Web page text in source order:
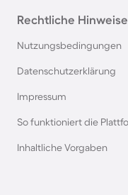
Ferienhäuser mit
Ferienhäuser mit
Rechtliche Hinweise
Nutzungsbedingungen
Datenschutzerklärung
Impressum
So funktioniert die
Inhaltliche Vorgaben